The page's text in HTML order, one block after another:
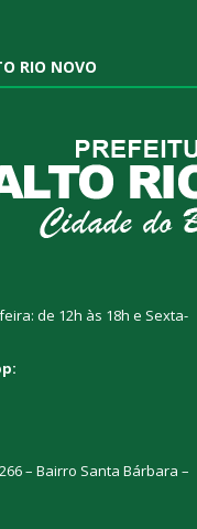
RIO NOVO
de 12h às 18h e Sexta-
– Bairro Santa Bárbara –